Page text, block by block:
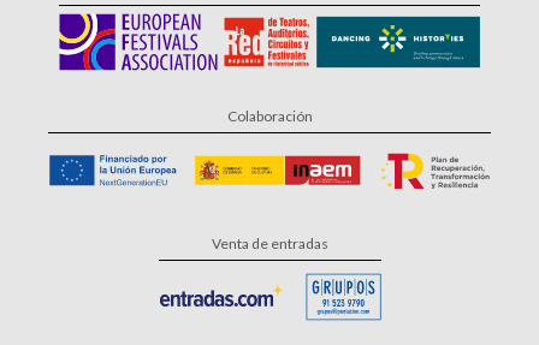
Colaboración
Venta de entradas